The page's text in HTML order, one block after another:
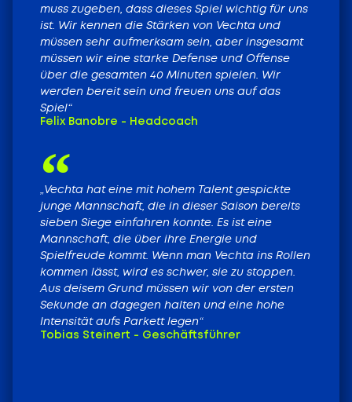
muss zugeben, dass dieses Spiel wichtig für uns
ist. Wir kennen die Stärken von Vechta und
müssen sehr aufmerksam sein, aber insgesamt
müssen wir eine starke Defense und Offense
über die gesamten 40 Minuten spielen. Wir
werden bereit sein und freuen uns auf das
Spiel“
Felix Banobre - Headcoach
„Vechta hat eine mit hohem Talent gespickte
junge Mannschaft, die in dieser Saison bereits
sieben Siege einfahren konnte. Es ist eine
Mannschaft, die über ihre Energie und
Spielfreude kommt. Wenn man Vechta ins Rollen
kommen lässt, wird es schwer, sie zu stoppen.
Aus deisem Grund müssen wir von der ersten
Sekunde an dagegen halten und eine hohe
Intensität aufs Parkett legen“
Tobias Steinert - Geschäftsführer